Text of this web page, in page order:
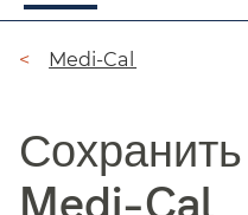
Цепочка
Medi-Cal​​
Medi-Cal​​